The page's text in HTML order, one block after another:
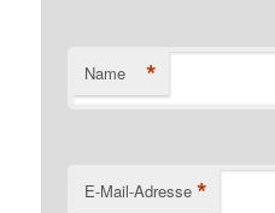
Name *
E-Mail-Adresse *